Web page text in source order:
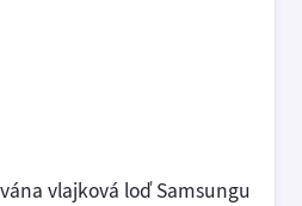
vlajková loď Samsungu